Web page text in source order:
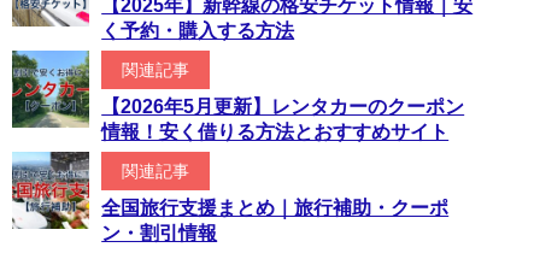
【2025年】新幹線の格安チケット情報｜安
く予約・購入する方法
関連記事
【2026年5月更新】レンタカーのクーポン
情報！安く借りる方法とおすすめサイト
関連記事
全国旅行支援まとめ｜旅行補助・クーポ
ン・割引情報